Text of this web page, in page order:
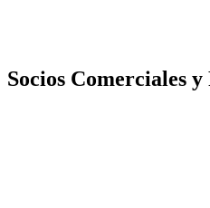
Socios Comerciales